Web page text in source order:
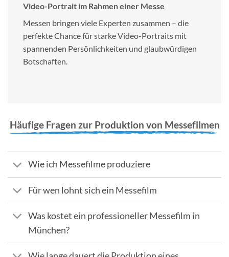
Video-Portrait im Rahmen einer Messe
Messen bringen viele Experten zusammen – die
perfekte Chance für starke Video-Portraits mit
spannenden Persönlichkeiten und glaubwürdigen
Botschaften.
Häufige Fragen zur Produktion von Messefilmen
Wie ich Messefilme produziere
Für wen lohnt sich ein Messefilm
Was kostet ein professioneller Messefilm in
München?